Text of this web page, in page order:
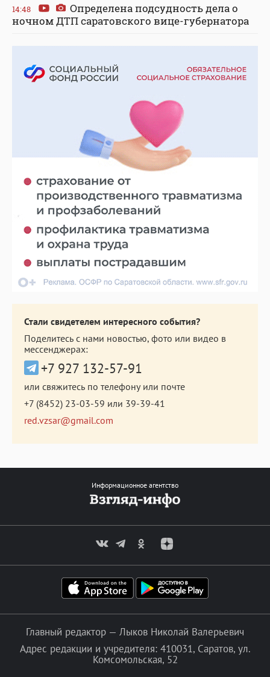
14:48
Определена подсудность дела о
ночном ДТП саратовского вице-губернатора
Стали свидетелем интересного события?
Поделитесь с нами новостью, фото или видео в
мессенджерах:
+7 927 132-57-91
или свяжитесь по телефону или почте
+7 (8452) 23-03-59 или 39-39-41
red.vzsar@gmail.com
Информационное агентство
Главный редактор — Лыков Николай Валерьевич
Адрес редакции и учредителя: 410031, Саратов, ул.
Комсомольская, 52